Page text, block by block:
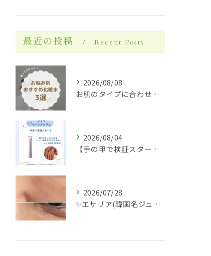
最近の投稿 Recent Posts
2026/08/08
お肌のタイプに合わせた化粧水選び
2026/08/04
【手の甲で検証スタート】✋✨
2026/07/28
✨エサリア(韓国名ジュブアセル)導入します✨